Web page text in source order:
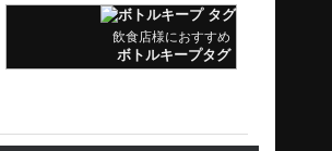
飲食店様におすすめ
ボトルキープタグ